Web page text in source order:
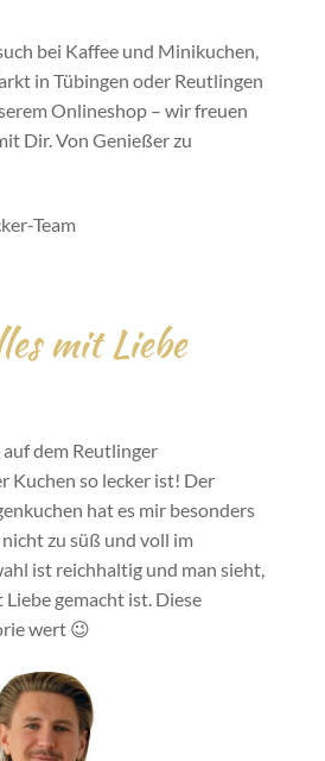
bei Kaffee und Minikuchen,
in Tübingen oder Reutlingen
Onlineshop – wir freuen
Dir. Von Genießer zu
Team
mit Liebe
dem Reutlinger
Kuchen so lecker ist! Der
hat es mir besonders
zu süß und voll im
ist reichhaltig und man sieht,
gemacht ist. Diese
wert 😉